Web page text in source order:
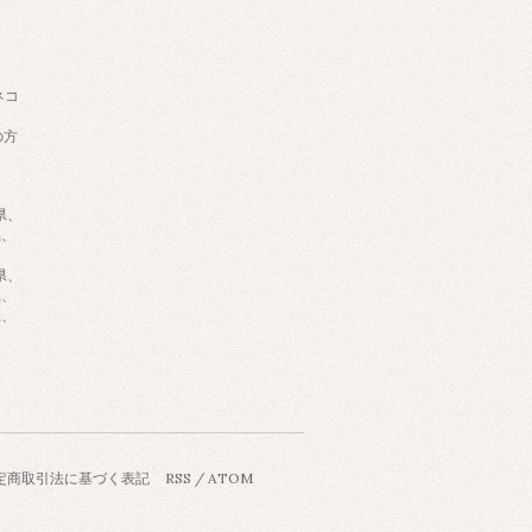
方
商取引法に基づく表記 RSS / ATOM